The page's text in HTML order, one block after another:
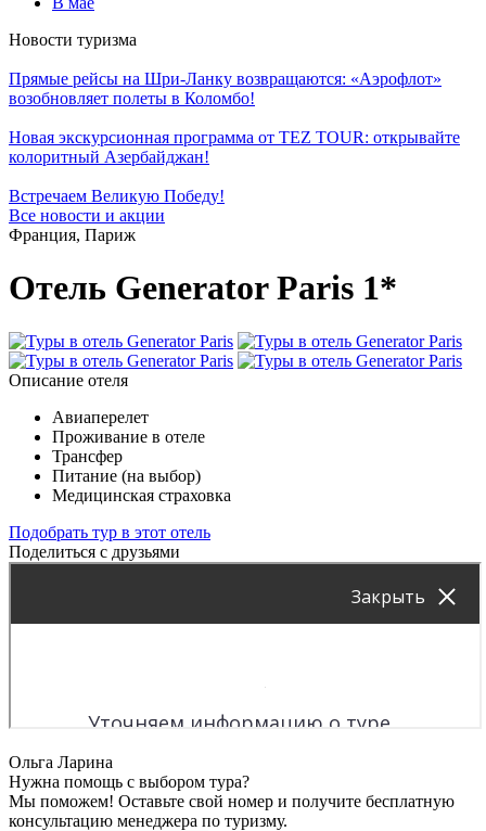
Новости туризма
Прямые рейсы на Шри-Ланку возвращаются: «Аэрофлот»
возобновляет полеты в Коломбо!
Новая экскурсионная программа от TEZ TOUR: открывайте
колоритный Азербайджан!
Встречаем Великую Победу!
Все новости и акции
Франция, Париж
Отель Generator Paris 1*
Описание отеля
Авиаперелет
Проживание в отеле
Трансфер
Питание (на выбор)
Медицинская страховка
Подобрать тур в этот отель
Поделиться с друзьями
Ольга Ларина
Нужна помощь с выбором тура?
Мы поможем! Оставьте свой номер и получите бесплатную
консультацию менеджера по туризму.